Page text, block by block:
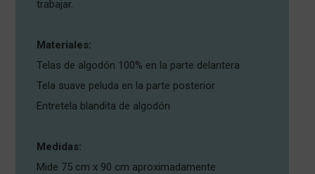
trabajar.
Materiales:
Telas de algodón 100% en la parte delantera
Tela suave peluda en la parte posterior
Entretela blandita de algodón
Medidas:
Mide 75 cm x 90 cm aproximadamente